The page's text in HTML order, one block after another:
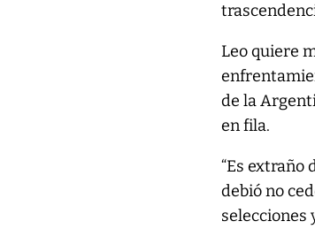
Leo quiere
de la
en fila.
“Es extraño
debió no
selecciones